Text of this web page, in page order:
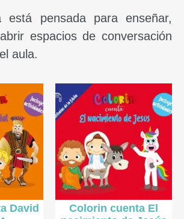
está pensada para enseñar,
espacios de conversación
aula.
David
Colorin cuenta El